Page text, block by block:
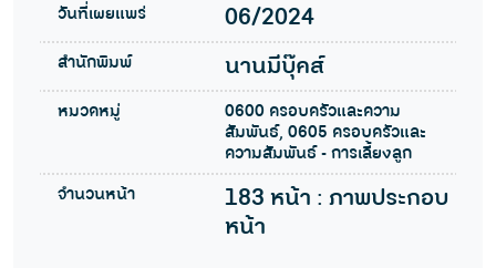
วันที่เผยแพร่ 06/2024
สำนักพิมพ์ นานมีบุ๊คส์
หมวดหมู่
0600 ครอบครัวและความ
สัมพันธ์, 0605 ครอบครัวและ
ความสัมพันธ์ - การเลี้ยงลูก
จำนวนหน้า
183 หน้า : ภาพประกอบ
หน้า